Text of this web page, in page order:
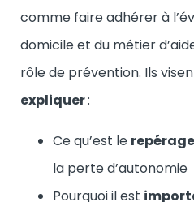
comme faire adhérer à
domicile et du métier
rôle de prévention. Ils
expliquer:
Ce qu’est le
la perte d’autonomie
Pourquoi il est